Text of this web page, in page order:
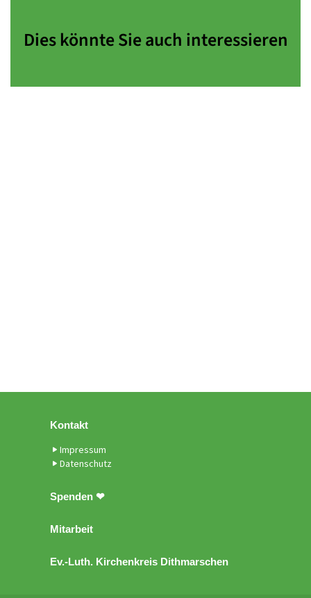
Dies könnte Sie auch interessieren
Kontakt
Impressum
Datenschutz
Spenden ❤
Mitarbeit
Ev.-Luth. Kirchenkreis Dithmarschen